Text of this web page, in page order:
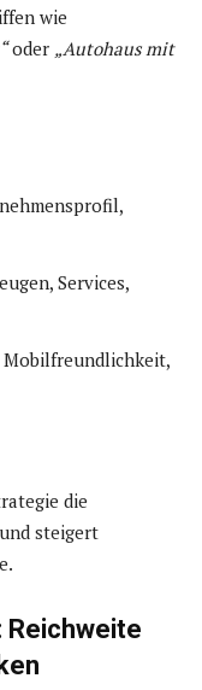
wie
oder „Autohaus mit
Services,
Mobilfreundlichkeit,
die
steigert
Reichweite